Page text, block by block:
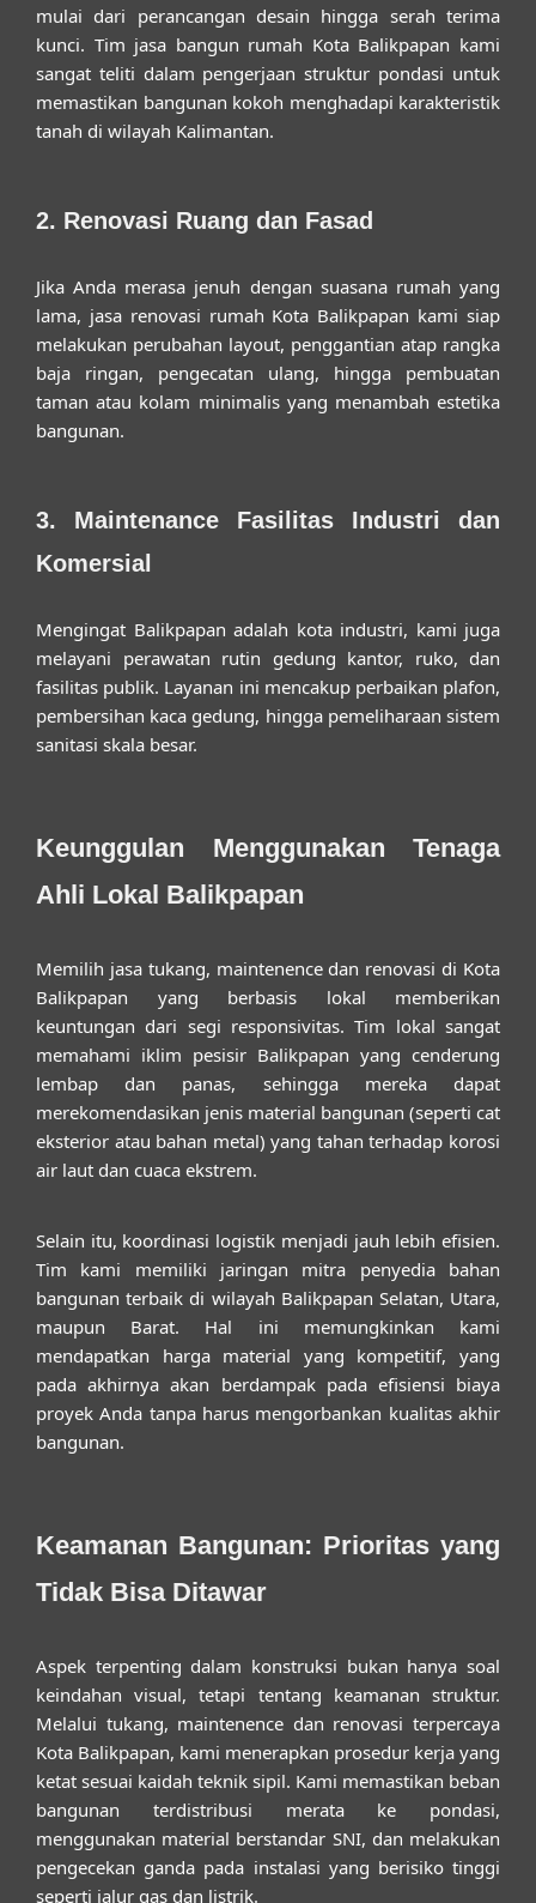
mulai dari perancangan desain hingga serah terima
kunci. Tim jasa bangun rumah Kota Balikpapan kami
sangat teliti dalam pengerjaan struktur pondasi untuk
memastikan bangunan kokoh menghadapi karakteristik
tanah di wilayah Kalimantan.
2. Renovasi Ruang dan Fasad
Jika Anda merasa jenuh dengan suasana rumah yang
lama, jasa renovasi rumah Kota Balikpapan kami siap
melakukan perubahan layout, penggantian atap rangka
baja ringan, pengecatan ulang, hingga pembuatan
taman atau kolam minimalis yang menambah estetika
bangunan.
3. Maintenance Fasilitas Industri dan
Komersial
Mengingat Balikpapan adalah kota industri, kami juga
melayani perawatan rutin gedung kantor, ruko, dan
fasilitas publik. Layanan ini mencakup perbaikan plafon,
pembersihan kaca gedung, hingga pemeliharaan sistem
sanitasi skala besar.
Keunggulan Menggunakan Tenaga
Ahli Lokal Balikpapan
Memilih jasa tukang, maintenence dan renovasi di Kota
Balikpapan yang berbasis lokal memberikan
keuntungan dari segi responsivitas. Tim lokal sangat
memahami iklim pesisir Balikpapan yang cenderung
lembap dan panas, sehingga mereka dapat
merekomendasikan jenis material bangunan (seperti cat
eksterior atau bahan metal) yang tahan terhadap korosi
air laut dan cuaca ekstrem.
Selain itu, koordinasi logistik menjadi jauh lebih efisien.
Tim kami memiliki jaringan mitra penyedia bahan
bangunan terbaik di wilayah Balikpapan Selatan, Utara,
maupun Barat. Hal ini memungkinkan kami
mendapatkan harga material yang kompetitif, yang
pada akhirnya akan berdampak pada efisiensi biaya
proyek Anda tanpa harus mengorbankan kualitas akhir
bangunan.
Keamanan Bangunan: Prioritas yang
Tidak Bisa Ditawar
Aspek terpenting dalam konstruksi bukan hanya soal
keindahan visual, tetapi tentang keamanan struktur.
Melalui tukang, maintenence dan renovasi terpercaya
Kota Balikpapan, kami menerapkan prosedur kerja yang
ketat sesuai kaidah teknik sipil. Kami memastikan beban
bangunan terdistribusi merata ke pondasi,
menggunakan material berstandar SNI, dan melakukan
pengecekan ganda pada instalasi yang berisiko tinggi
seperti jalur gas dan listrik.